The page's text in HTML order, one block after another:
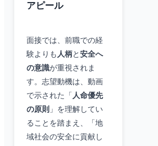
アピール
面接では、前職での経
験よりも 人柄と安全へ
の意識が重視されま
す。志望動機は、動画
で示された「 人命優先
の原則 」を理解してい
ることを踏まえ、「地
域社会の安全に貢献し